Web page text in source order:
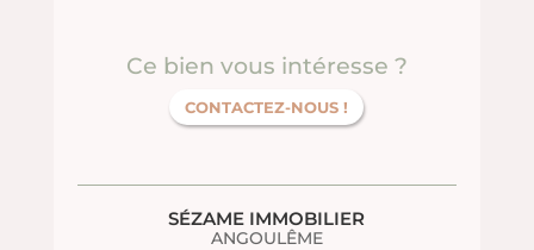
Ce bien vous intéresse ?
CONTACTEZ-NOUS !
SÉZAME IMMOBILIER
ANGOULÊME